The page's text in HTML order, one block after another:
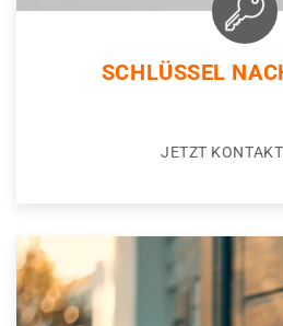
SCHLÜSSEL
JETZT